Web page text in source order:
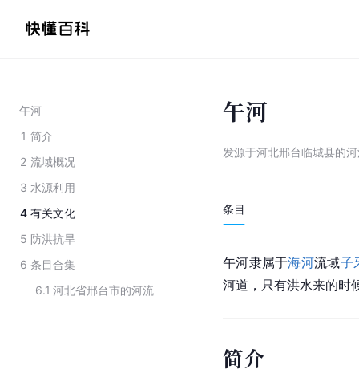
午河
1 简介
2 流域概况
3 水源利用
4 有关文化
5 防洪抗旱
6 条目合集
6.1 河北省邢台市的河流
午河
发源于河北邢台临城县的
条目
午河隶属于海河流域子
河道，只有洪水来的时
简介